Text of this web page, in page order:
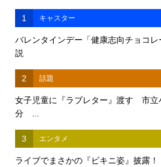
1 キャスター
バレンタインデー「健康志向チョコ
説
2 話題
女子児童に『ラブレター』渡す 市立
分 ...
3 エンタメ
ライブでまさかの『ビキニ姿』披露